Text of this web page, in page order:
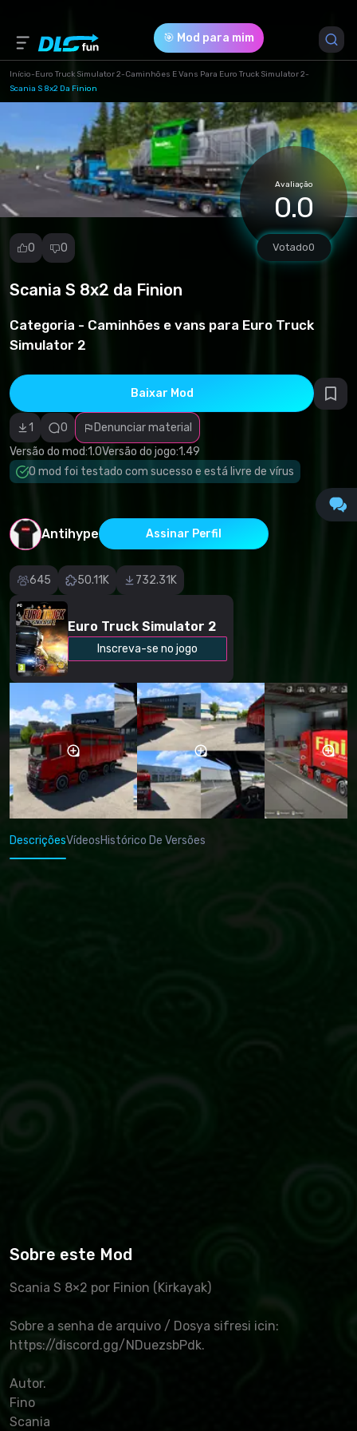
🎯 Mod para mim
Início-Euro Truck Simulator 2-Caminhões E Vans Para Euro Truck Simulator 2-
Scania S 8x2 Da Finion
Avaliação
0.0
Votado0
0 0
Scania S 8x2 da Finion
Categoria - Caminhões e vans para Euro Truck
Simulator 2
Baixar Mod
1 0
Denunciar material
Versão do mod:1.0Versão do jogo:1.49
O mod foi testado com sucesso e está livre de vírus
Antihype Assinar Perfil
645 50.11K 732.31K
Euro Truck Simulator 2
Inscreva-se no jogo
Denunciar
Spam
Violação de
autorais
Software
malicioso/vírus
Conteúdo não
funcional
Descrição
imprecisa
DescriçõesVídeosHistórico De Versões
Sobre este Mod
Scania S 8×2 por Finion (Kirkayak)
Sobre a senha de arquivo / Dosya sifresi icin:
https://discord.gg/NDuezsbPdk.
Autor.
Fino
Scania
Versão do Jogo *
1.49 (75bcdc729ea412d987d47bde2863beff.7z)
Download (417.10 Mb)